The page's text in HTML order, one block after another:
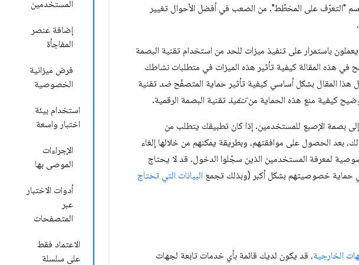
المستخدمين
إضافة عنصر
المفاجأة
فرض ميزانية
الخصوصية
استخدام بيئة
اختبار واسعة
الإجراءات
الموصى بها
أدوات الاختبار
عبر
المتصفحات
الاعتماد فقط
على سلسلة
"التعرّف على المخطّط". من الصعب في أفضل الأحوال تغيير
باستمرار على تنفيذ ميزات للحد من استخدام تقنية البصمة
هذه المقالة كيفية تأثير هذه الميزات في متطلبات نشاطك
المقال بشكل أساسي كيفية تأثير حماية المتصفّح ضد تقنية
كيفية منع هذه الحماية منتنفيذ تقنية البصمة الرقمية.
إلى بصمة الإصبع للمستخدمين. إذا كان تطبيقك يتطلب من
الحصول على موافقتهم، وبطريقة يمكنهم من خلالها إلغاء
لمعرفة المستخدمين الذين سجّلوا الدخول. قد لا يحتاج
حماية خصوصيتهم بشكل أكبر (وبذلك تجمع البيانات التي تحتاج
الخارجية، قد يكون لديك قائمة بأي خدمات تابعة لجهات